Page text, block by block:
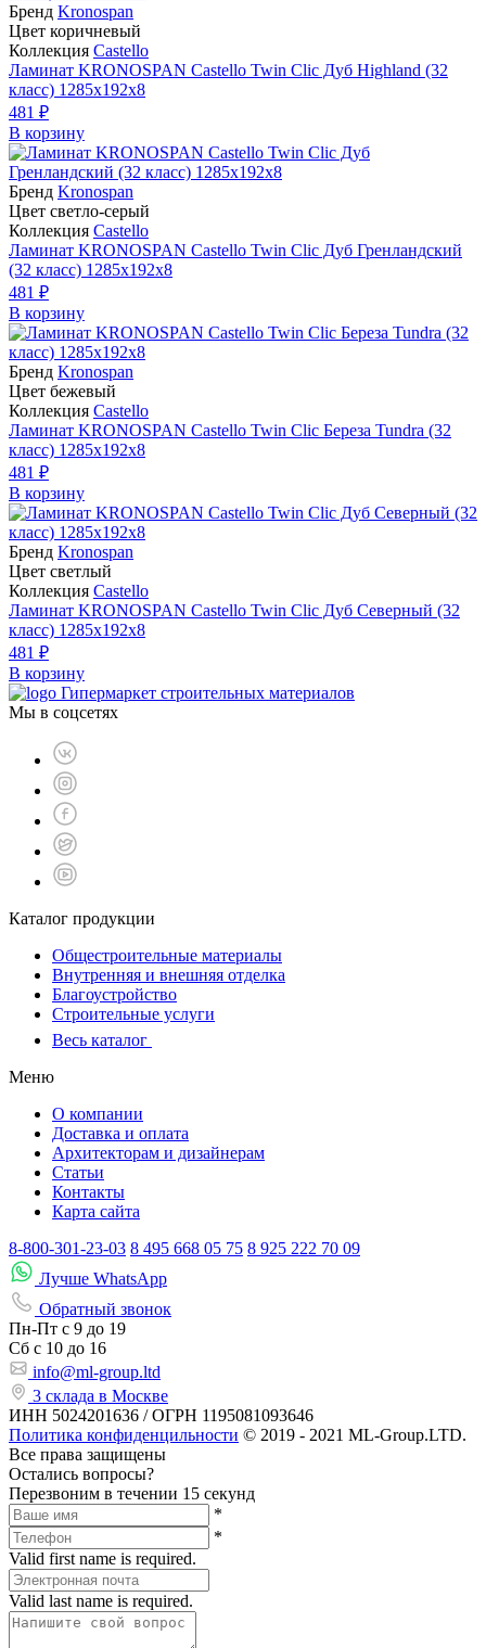
Бренд Kronospan
Цвет коричневый
Коллекция Castello
Ламинат KRONOSPAN Castello Twin Clic Дуб Highland (32
класс) 1285х192х8
481 ₽
В корзину
Бренд Kronospan
Цвет светло-серый
Коллекция Castello
Ламинат KRONOSPAN Castello Twin Clic Дуб Гренландский
(32 класс) 1285х192х8
481 ₽
В корзину
Бренд Kronospan
Цвет бежевый
Коллекция Castello
Ламинат KRONOSPAN Castello Twin Clic Береза Tundra (32
класс) 1285х192х8
481 ₽
В корзину
Бренд Kronospan
Цвет светлый
Коллекция Castello
Ламинат KRONOSPAN Castello Twin Clic Дуб Северный (32
класс) 1285х192х8
481 ₽
В корзину
Гипермаркет строительных материалов
Мы в соцсетях
Каталог продукции
Общестроительные материалы
Внутренняя и внешняя отделка
Благоустройство
Строительные услуги
Весь каталог
Меню
О компании
Доставка и оплата
Архитекторам и дизайнерам
Статьи
Контакты
Карта сайта
8-800-301-23-03 8 495 668 05 75 8 925 222 70 09
Лучше WhatsApp
Обратный звонок
Пн-Пт с 9 до 19
Сб с 10 до 16
info@ml-group.ltd
3 склада в Москве
ИНН 5024201636 / ОГРН 1195081093646
Политика конфиденцильности © 2019 - 2021 ML-Group.LTD.
Все права защищены
Остались вопросы?
Перезвоним в течении 15 секунд
*
*
Valid first name is required.
Valid last name is required.